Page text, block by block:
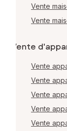
Vente
Vente
Vente
Vente
Vente
Vente
Vente
Vente